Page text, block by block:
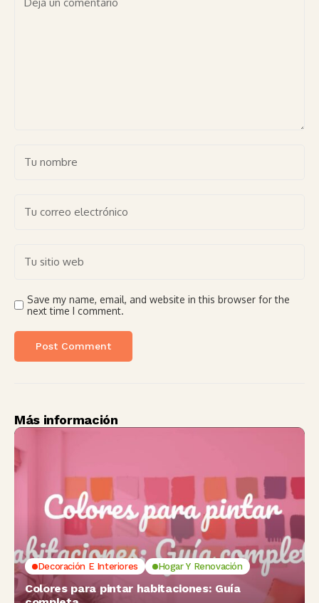
Save my name, email, and website in this browser for the
next time I comment.
Más información
Decoración E Interiores Hogar Y Renovación
Colores para pintar habitaciones: Guía